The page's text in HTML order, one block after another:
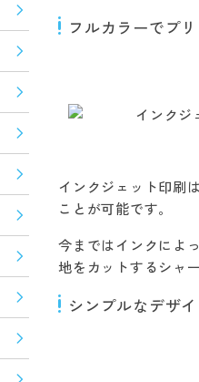
フルカラーでプ
インクジェット印刷
ことが可能です。
今まではインクによ
地をカットするシャ
シンプルなデザ